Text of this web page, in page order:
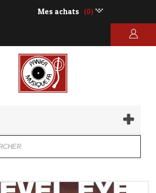
Mes achats (0)